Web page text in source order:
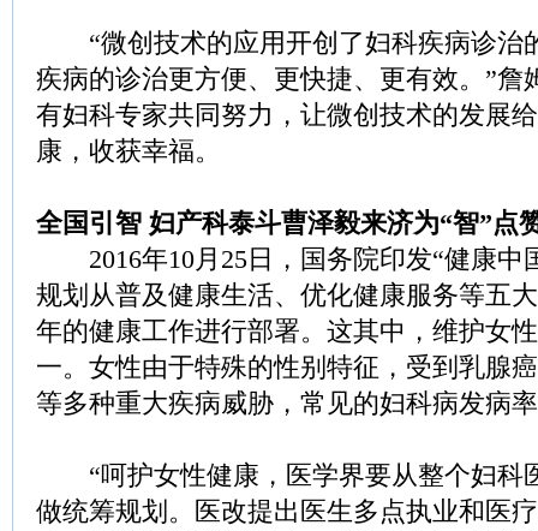
“微创技术的应用开创了妇科疾病诊治
疾病的诊治更方便、更快捷、更有效。”詹
有妇科专家共同努力，让微创技术的发展
康，收获幸福。
全国引智 妇产科泰斗曹泽毅来济为“智”点
2016年10月25日，国务院印发“健康中
规划从普及健康生活、优化健康服务等五
年的健康工作进行部署。这其中，维护女
一。女性由于特殊的性别特征，受到乳腺
等多种重大疾病威胁，常见的妇科病发病
“呵护女性健康，医学界要从整个妇科
做统筹规划。医改提出医生多点执业和医